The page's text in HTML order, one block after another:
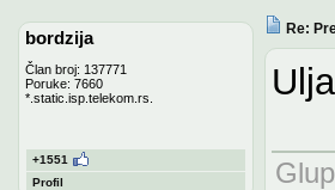
bordzija
Član broj: 137771
Poruke: 7660
*.static.isp.telekom.rs.
+1551
Profil
Re: